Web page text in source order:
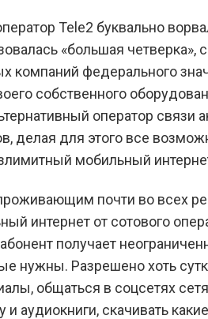
Tele2
Tele2 буквально
«большая четверка»,
компаний федерального
собственного
оператор связи
делая для этого все
мобильный
почти во всех
интернет от сотового
получает
нужны. Разрешено хоть
общаться в соцсетях
аудиокниги, скачивать